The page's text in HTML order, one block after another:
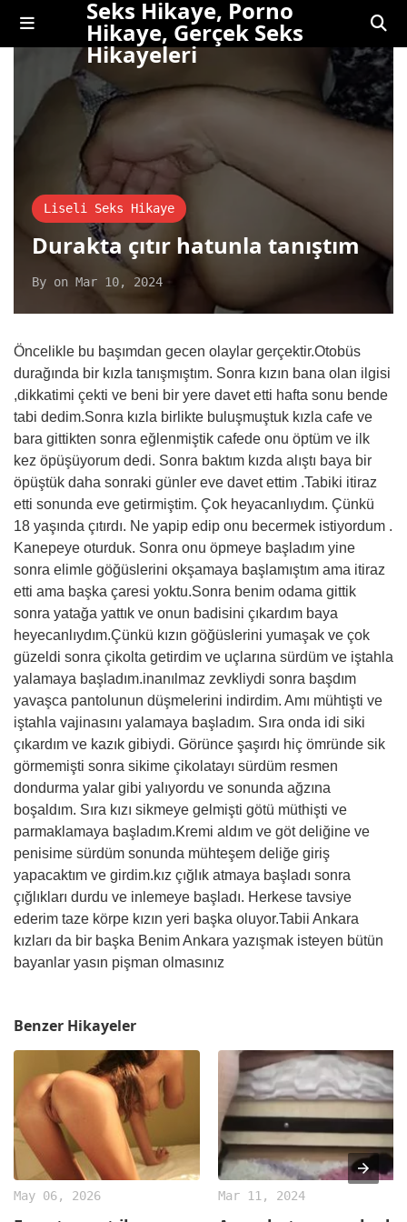
Seks Hikaye, Porno
Hikaye, Gerçek Seks
Hikayeleri
Liseli Seks Hikaye
Durakta çıtır hatunla tanıştım
By on Mar 10, 2024
Öncelikle bu başımdan gecen olaylar gerçektir.Otobüs
durağında bir kızla tanışmıştım. Sonra kızın bana olan ilgisi
,dikkatimi çekti ve beni bir yere davet etti hafta sonu bende
tabi dedim.Sonra kızla birlikte buluşmuştuk kızla cafe ve
bara gittikten sonra eğlenmiştik cafede onu öptüm ve ilk
kez öpüşüyorum dedi. Sonra baktım kızda alıştı baya bir
öpüştük daha sonraki günler eve davet ettim .Tabiki itiraz
etti sonunda eve getirmiştim. Çok heyacanlıydım. Çünkü
18 yaşında çıtırdı. Ne yapip edip onu becermek istiyordum .
Kanepeye oturduk. Sonra onu öpmeye başladım yine
sonra elimle göğüslerini okşamaya başlamıştım ama itiraz
etti ama başka çaresi yoktu.Sonra benim odama gittik
sonra yatağa yattık ve onun badisini çıkardım baya
heyecanlıydım.Çünkü kızın göğüslerini yumaşak ve çok
güzeldi sonra çikolta getirdim ve uçlarına sürdüm ve iştahla
yalamaya başladım.inanılmaz zevkliydi sonra başdım
yavaşca pantolunun düşmelerini indirdim. Amı mühtişti ve
iştahla vajinasını yalamaya başladım. Sıra onda idi siki
çıkardım ve kazık gibiydi. Görünce şaşırdı hiç ömründe sik
görmemişti sonra sikime çikolatayı sürdüm resmen
dondurma yalar gibi yalıyordu ve sonunda ağzına
boşaldım. Sıra kızı sikmeye gelmişti götü müthişti ve
parmaklamaya başladım.Kremi aldım ve göt deliğine ve
penisime sürdüm sonunda mühteşem deliğe giriş
yapacaktım ve girdim.kız çığlık atmaya başladı sonra
çığlıkları durdu ve inlemeye başladı. Herkese tavsiye
ederim taze körpe kızın yeri başka oluyor.Tabii Ankara
kızları da bir başka Benim Ankara yazışmak isteyen bütün
bayanlar yasın pişman olmasınız
Benzer Hikayeler
May 06, 2026 Mar 11, 2024